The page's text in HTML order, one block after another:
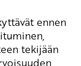
ennen
tekijään